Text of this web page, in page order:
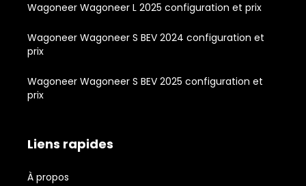
Wagoneer Wagoneer L 2025 configuration et prix
Wagoneer Wagoneer S BEV 2024 configuration et
prix
Wagoneer Wagoneer S BEV 2025 configuration et
prix
Liens rapides
À propos